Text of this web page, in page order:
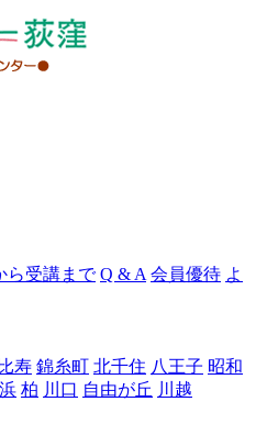
ャ
窪
ら受講まで Q & A 会員優待 よ
寿 錦糸町 北千住 八王子 昭和
柏 川口 自由が丘 川越